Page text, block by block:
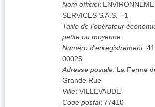
Nom officiel:
SERVICES S.A.S. - 1
Taille de l'opérateur
petite ou moyenne
Numéro d'enregistrement:
00025
Adresse postale: La Ferme
Grande Rue
Ville: VILLEVAUDE
Code postal: 77410